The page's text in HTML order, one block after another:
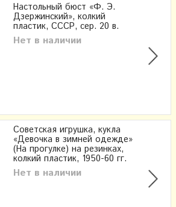
Настольный бюст «Ф. Э.
Дзержинский», колкий
пластик, СССР, сер. 20 в.
Нет в наличии
Советская игрушка, кукла
«Девочка в зимней одежде»
(На прогулке) на резинках,
колкий пластик, 1950-60 гг.
Нет в наличии